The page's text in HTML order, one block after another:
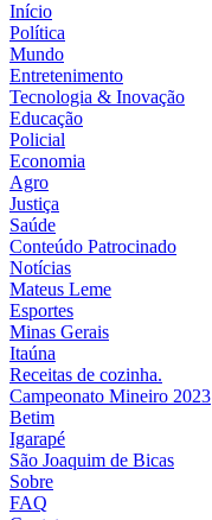
Início
Política
Mundo
Entretenimento
Tecnologia & Inovação
Educação
Policial
Economia
Agro
Justiça
Saúde
Conteúdo Patrocinado
Notícias
Mateus Leme
Esportes
Minas Gerais
Itaúna
Receitas de cozinha.
Campeonato Mineiro 2023
Betim
Igarapé
São Joaquim de Bicas
Sobre
FAQ